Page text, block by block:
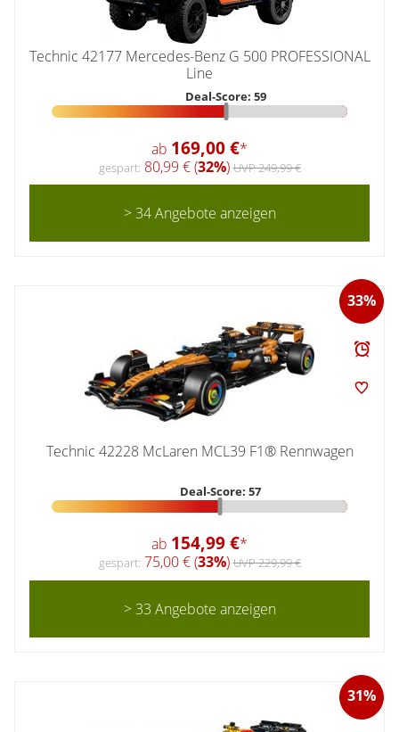
Technic 42177 Mercedes-Benz G 500 PROFESSIONAL
Line
Deal-Score: 59
ab 169,00 €*
gespart: 80,99 € (32%)UVP 249,99 €
> 34 Angebote anzeigen
33%
Technic 42228 McLaren MCL39 F1® Rennwagen
Deal-Score: 57
ab 154,99 €*
gespart: 75,00 € (33%)UVP 229,99 €
> 33 Angebote anzeigen
31%